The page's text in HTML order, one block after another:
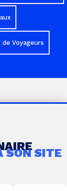
Voyageurs
SON SITE